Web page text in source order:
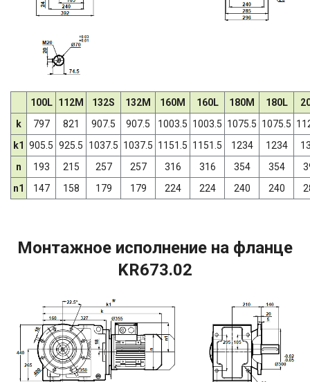
100L 112M 132S 132M 160M 160L 180M 180L
k
797 821 907.5 907.5 1003.5 1003.5 1075.5 1075.5
k1
905.5 925.5 1037.5 1037.5 1151.5 1151.5 1234 1234
n
193 215 257 257 316 316 354 354
n1
147 158 179 179 224 224 240 240
Монтажное исполнение на фланце
KR673.02